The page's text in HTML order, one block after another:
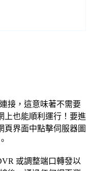
接，這意味著不需要
上也能順利運行！要進
頁界面中點擊伺服器圖
或調整端口轉發以